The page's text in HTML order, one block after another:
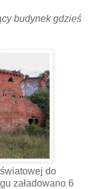
budynek gdzieś
do
załadowano 6